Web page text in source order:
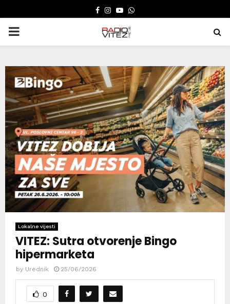
FACEBOOK
INSTAGRAM
YOUTUBE
WHATSAPP
PRIMARY
Lokalne vijesti
VITEZ: Sutra otvorenje Bingo
hipermarketa
by Urednik 25/06/2026
0